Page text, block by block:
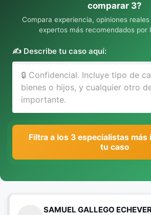
comparar 3?
Compara experiencia, opiniones
expertos más recomendados por
✍️ Describe tu caso aquí:
Filtra a los 3 especialistas más
tu caso
SAMUEL GALLEGO